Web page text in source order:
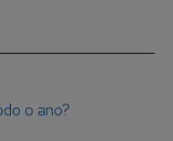
o ano?